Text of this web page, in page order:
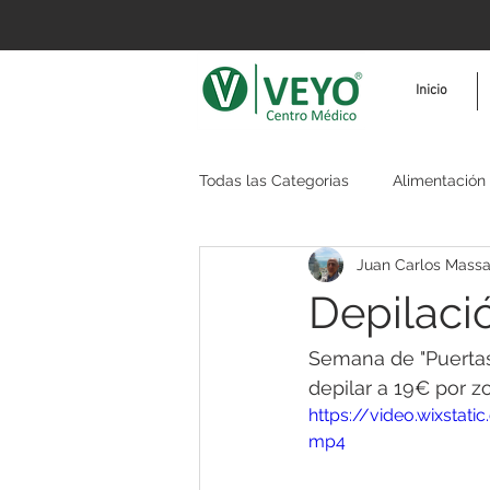
Inicio
Todas las Categorias Alimentación
Reafirmar Fisioterapia
Juan Carlos
Semana de
depilar a 19€ por
https://
mp4